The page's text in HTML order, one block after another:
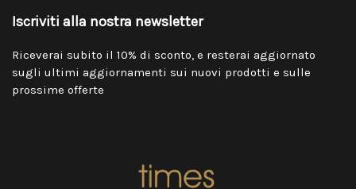
Iscriviti alla nostra newsletter
Riceverai subito il 10% di sconto, e resterai aggiornato
sugli ultimi aggiornamenti sui nuovi prodotti e sulle
prossime offerte